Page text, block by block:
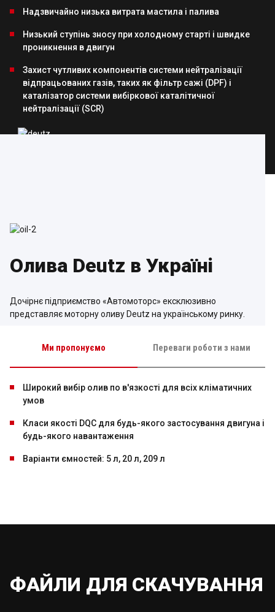
Надзвичайно низька витрата мастила і палива
Низький ступінь зносу при холодному старті і швидке
проникнення в двигун
Захист чутливих компонентів системи нейтралізації
відпрацьованих газів, таких як фільтр сажі (DPF) і
каталізатор системи вибіркової каталітичної
нейтралізації (SCR)
Олива Deutz в Україні
Дочірнє підприємство «Автомоторс» ексклюзивно
представляє моторну оливу Deutz на українському ринку.
Ми пропонуємо Переваги роботи з нами
Широкий вибір олив по в'язкості для всіх кліматичних
умов
Класи якості DQC для будь-якого застосування двигуна і
будь-якого навантаження
Варіанти ємностей: 5 л, 20 л, 209 л
ФАЙЛИ ДЛЯ СКАЧУВАННЯ